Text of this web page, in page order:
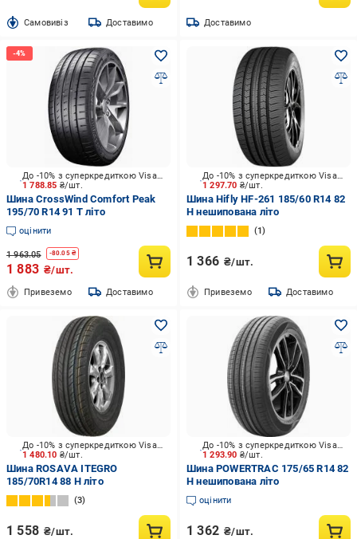
Cамовивіз Доставимо Доставимо
1 788.85 ₴/шт.
До -10% з суперкредиткою Visa Вигода
Шина CrossWind Comfort Peak
195/70 R14 91 T літо
оцінити
1 963.05 -80.05₴
1 883 ₴/шт.
Привеземо Доставимо
1 297.70 ₴/шт.
До -10% з суперкредиткою Visa Вигода
Шина Hifly HF-261 185/60 R14 82
H нешипована літо
1
1 366 ₴/шт.
Привеземо Доставимо
1 480.10 ₴/шт.
До -10% з суперкредиткою Visa Вигода
Шина ROSAVA ITEGRO
185/70R14 88 H літо
3
1 558 ₴/шт.
1 293.90 ₴/шт.
До -10% з суперкредиткою Visa Вигода
Шина POWERTRAC 175/65 R14 82
H нешипована літо
оцінити
1 362 ₴/шт.